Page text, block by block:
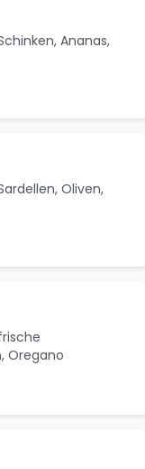
Ananas,
Oliven,
Oregano